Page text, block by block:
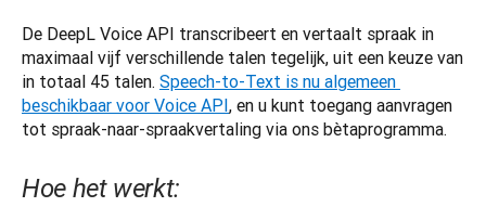
De DeepL Voice API transcribeert en vertaalt spraak in
maximaal vijf verschillende talen tegelijk, uit een keuze van
in totaal 45 talen. Speech-to-Text is nu algemeen
beschikbaar voor Voice API, en u kunt toegang aanvragen
tot spraak-naar-spraakvertaling via ons bètaprogramma.
Hoe het werkt: